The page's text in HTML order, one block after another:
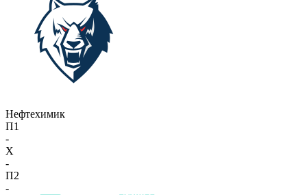
Нефтехимик
П1
-
X
-
П2
-